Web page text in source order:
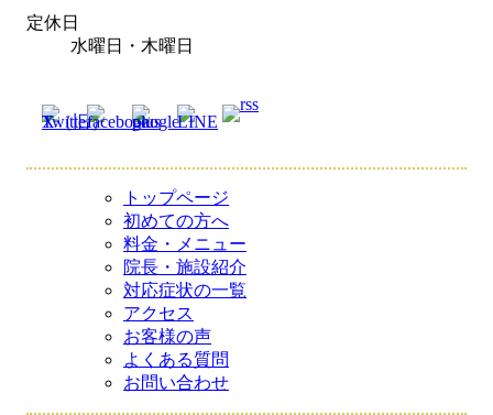
定休日
水曜日・木曜日
トップページ
初めての方へ
料金・メニュー
院長・施設紹介
対応症状の一覧
アクセス
お客様の声
よくある質問
お問い合わせ